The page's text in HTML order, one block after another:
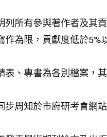
列所有參與著作者及其
作為限，貢獻度低於
表、專書為各別檔案，
步周知於市府研考會網